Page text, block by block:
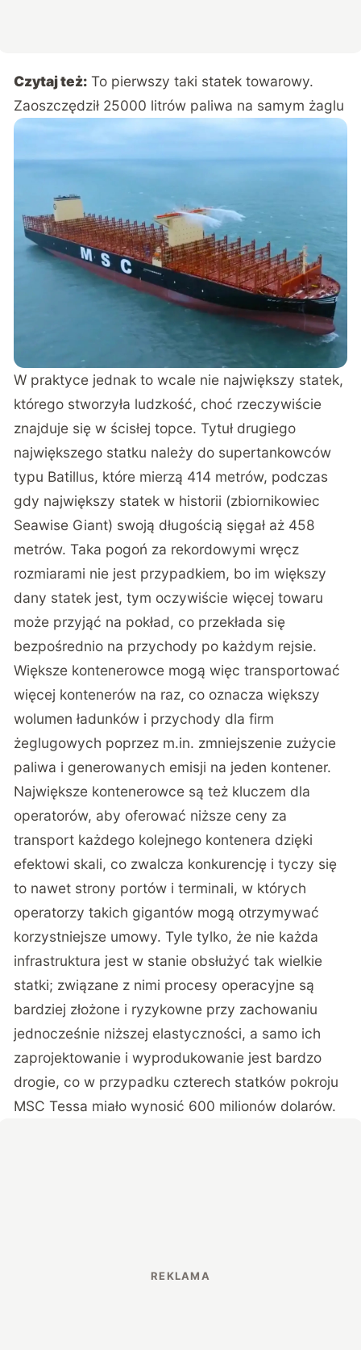
Czytaj też: To pierwszy taki statek towarowy.
Zaoszczędził 25000 litrów paliwa na samym żaglu
W praktyce jednak to wcale nie największy statek,
którego stworzyła ludzkość, choć rzeczywiście
znajduje się w ścisłej topce. Tytuł drugiego
największego statku należy do supertankowców
typu Batillus, które mierzą 414 metrów, podczas
gdy największy statek w historii (zbiornikowiec
Seawise Giant) swoją długością sięgał aż 458
metrów. Taka pogoń za rekordowymi wręcz
rozmiarami nie jest przypadkiem, bo im większy
dany statek jest, tym oczywiście więcej towaru
może przyjąć na pokład, co przekłada się
bezpośrednio na przychody po każdym rejsie.
Większe kontenerowce mogą więc transportować
więcej kontenerów na raz, co oznacza większy
wolumen ładunków i przychody dla firm
żeglugowych poprzez m.in. zmniejszenie zużycie
paliwa i generowanych emisji na jeden kontener.
Największe kontenerowce są też kluczem dla
operatorów, aby oferować niższe ceny za
transport każdego kolejnego kontenera dzięki
efektowi skali, co zwalcza konkurencję i tyczy się
to nawet strony portów i terminali, w których
operatorzy takich gigantów mogą otrzymywać
korzystniejsze umowy. Tyle tylko, że nie każda
infrastruktura jest w stanie obsłużyć tak wielkie
statki; związane z nimi procesy operacyjne są
bardziej złożone i ryzykowne przy zachowaniu
jednocześnie niższej elastyczności, a samo ich
zaprojektowanie i wyprodukowanie jest bardzo
drogie, co w przypadku czterech statków pokroju
MSC Tessa miało wynosić 600 milionów dolarów.